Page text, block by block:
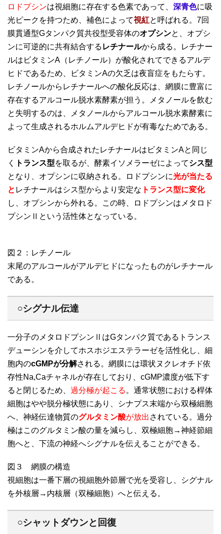
ロドプシンは視細胞に存在する色素であって、 深青色に吸
光ピークを持つため、補色によって視紅と呼ばれる。7回
膜貫通型Gタンパク質共役型受容体のオプシンと、オプシ
ンに可逆的に共有結合する レチナールから成る。レチナー
ルはビタミンA（レチノール）が酸化されてできるアルデ
ヒドであるため、ビタミンAの欠乏は夜盲症をもたらす。
レチノールからレチナールへの酸化反応は、網膜に豊富に
存在するアルコール脱水素酵素が担う。メタノールを飲む
と失明するのは、メタノールからアルコール脱水素酵素に
よって生成されるホルムアルデヒドが有毒なためである。
ビタミンAから合成されたレチナールはビタミンAと同じ
く
トランス型を取るが、酵素イソメラーゼによってシス型
となり、オプシンに収納される。ロドプシンに光が当たる
と レチナールはシス型からより安定な トランス型に変化
し、オプシンから外れる。この時、ロドプシンはメタロド
プシンⅡという活性体となっている。
図２：レチノール
末尾のアルコールがアルデヒドになったものがレチナール
である。
○シグナル伝達
一分子のメタロドプシンⅡはGタンパク質であるトランス
デューシンを介してホスホジエステラーゼを活性化し、細
胞内のcGMPが分解される。網膜には環状ヌクレオチド依
存性Na,Caチャネルが存在しており、cGMP濃度が低下す
ると閉じるため、 過分極が起こる 。通常状態における桿体
細胞はやや脱分極状態にあり、シナプス末端から双極細胞
へ、神経伝達物質のグルタミン酸が放出 されている。過分
極はこのグルタミン酸の量を減らし、双極細胞→神経節細
胞へと、下流の神経へシグナルを伝えることができる。
図３ 網膜の構造
視細胞は一番下層の視細胞外節層で光を受容し、シグナル
を外核層→内核層（双極細胞）へと伝える。
○シャットダウンと回復